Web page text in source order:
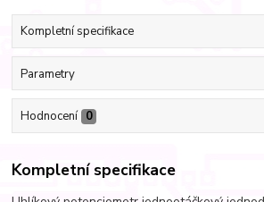
Kompletní specifikace
Parametry
Hodnocení 0
Kompletní specifikace